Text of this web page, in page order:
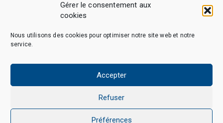
Gérer le consentement aux
cookies
Nous utilisons des cookies pour optimiser notre site web et notre
service.
Accepter
Refuser
Préférences
En savoir plus
Politique de confidentialité
Politique de cookies (EU)
Nous Contacter